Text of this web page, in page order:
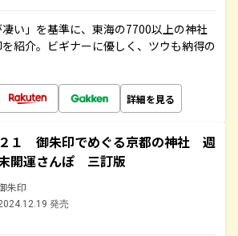
凄い」を基準に、東海の7700以上の神社
紹介。ビギナーに優しく、ツウも納得の
詳細を見る
２１ 御朱印でめぐる京都の神社 週
開運さんぽ 三訂版
朱印
発売